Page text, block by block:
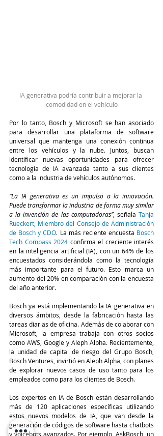
IA generativa podría contribuir a mejorar la
comodidad en el vehículo
Por lo tanto, Bosch y Microsoft se han asociado
para desarrollar una plataforma de software
universal que mantenga una conexión continua
entre los vehículos y la nube. Juntos, buscan
identificar nuevas oportunidades para ofrecer
tecnología de IA avanzada tanto a sus clientes
como a la industria de vehículos autónomos.
“La IA generativa es un impulso a la innovación.
Puede transformar la industria de forma muy similar
a la invención de las computadoras”, señala Tanja
Rueckert, Miembro del Consejo de Administración
de Bosch y CDO. La más reciente encuesta Bosch
Tech Compass 2024 confirma el creciente interés
en la inteligencia artificial (IA), con un 64% de los
encuestados considerándola como la tecnología
más importante para el futuro. Esto marca un
aumento del 20% en comparación con la encuesta
del año anterior.
Bosch ya está implementando la IA generativa en
diversos ámbitos, desde la fabricación hasta las
tareas diarias de oficina. Además de colaborar con
Microsoft, la empresa trabaja con otros socios
como AWS, Google y Aleph Alpha. Recientemente,
la unidad de capital de riesgo del Grupo Bosch,
Bosch Ventures, invirtió en Aleph Alpha, con planes
de explorar nuevos casos de uso tanto para los
empleados como para los clientes de Bosch.
Los expertos en IA de Bosch están desarrollando
más de 120 aplicaciones específicas utilizando
estos nuevos modelos de IA, que van desde la
generación de códigos de software hasta chatbots
y voicebots avanzados. Por ejemplo, AskBosch, un